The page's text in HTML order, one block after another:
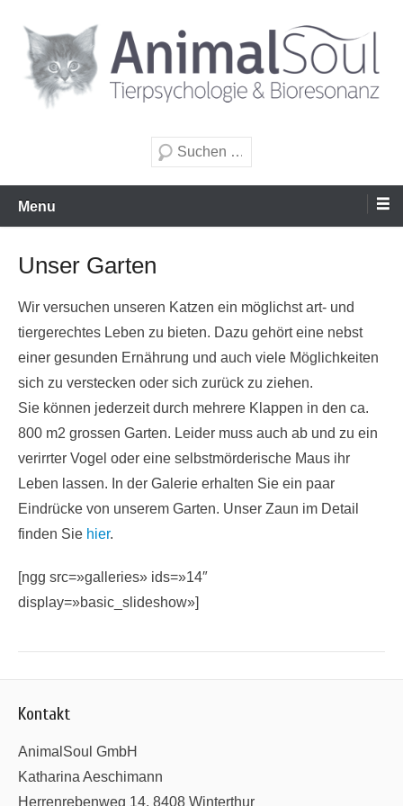
Inhalt
wechseln
Suche
Menu
Unser Garten
Wir versuchen unseren Katzen ein möglichst art- und
tiergerechtes Leben zu bieten. Dazu gehört eine nebst
einer gesunden Ernährung und auch viele Möglichkeiten
sich zu verstecken oder sich zurück zu ziehen.
Sie können jederzeit durch mehrere Klappen in den ca.
800 m2 grossen Garten. Leider muss auch ab und zu ein
verirrter Vogel oder eine selbstmörderische Maus ihr
Leben lassen. In der Galerie erhalten Sie ein paar
Eindrücke von unserem Garten. Unser Zaun im Detail
finden Sie hier.
[ngg src=»galleries» ids=»14″
display=»basic_slideshow»]
Kontakt
AnimalSoul GmbH
Katharina Aeschimann
Herrenrebenweg 14, 8408 Winterthur